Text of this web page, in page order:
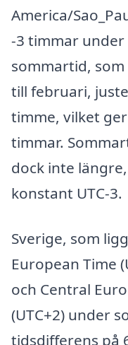
America/
-3 timmar
sommartid,
till februari,
timme, vilket
timmar.
dock inte
konstant UTC-3.
Sverige, som
European Time
och Central
(UTC+2) under
tidsdifferens på